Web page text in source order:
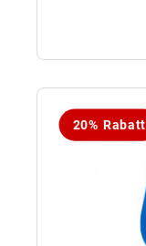
20% Rabatt